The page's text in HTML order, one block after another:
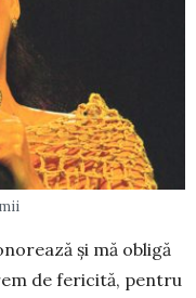
şi mă obligă
de fericită, pentru